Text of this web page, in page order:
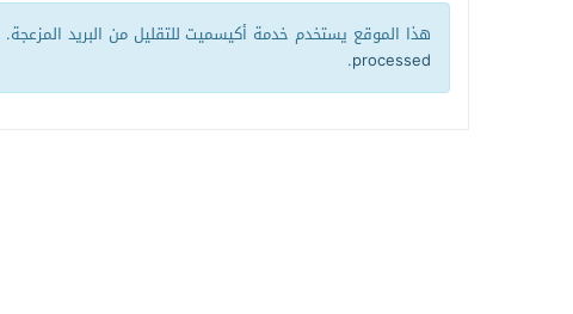
هذا الموقع يستخدم خدمة أكيسميت للتقليل من البريد المزعجة.
processed
.